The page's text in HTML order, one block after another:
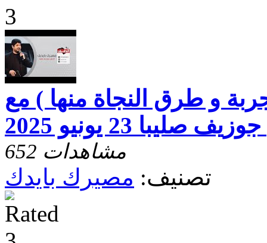
و طرق النجاة منها ) مع
صليبا 23 يونيو 2025
652 مشاهدات
تصنيف: مصيرك بايدك